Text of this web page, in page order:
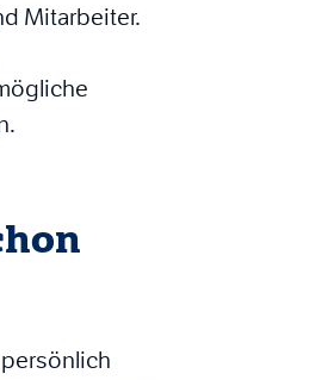
Mitarbeiter.